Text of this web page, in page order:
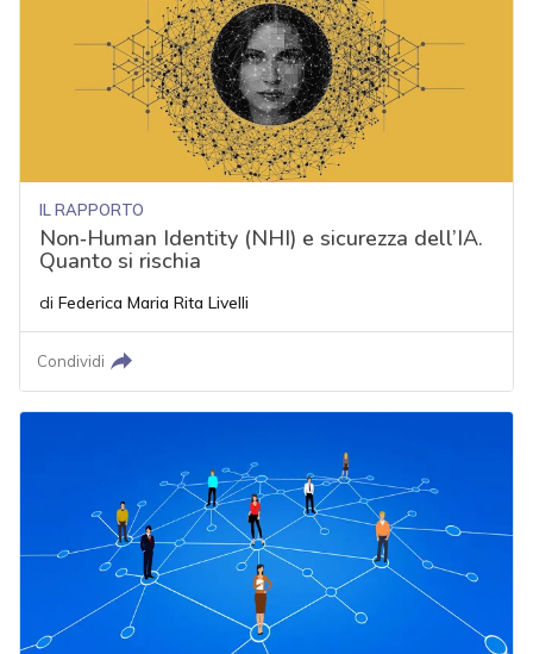
IL RAPPORTO
Non‑Human Identity (NHI) e sicurezza dell’IA.
Quanto si rischia
di Federica Maria Rita Livelli
Condividi